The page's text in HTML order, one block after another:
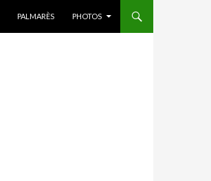
PALMARÈS PHOTOS